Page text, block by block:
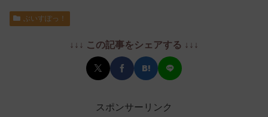
ぶいすぽっ！
↓↓↓ この記事をシェアする ↓↓↓
スポンサーリンク